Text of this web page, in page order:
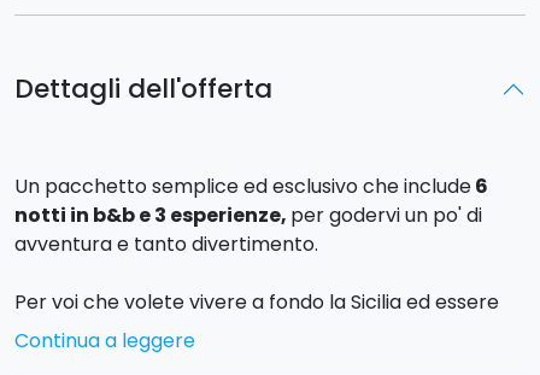
Dettagli dell'offerta
Un pacchetto semplice ed esclusivo che include6
notti in b&b e 3 esperienze, per godervi un po' di
avventura e tanto divertimento.
Per voi che volete vivere a fondo la Sicilia ed essere
protagonisti di entusiasmanti esperienze
adrenaliniche, cogliete al volo la nostra proposta 7
Continua a leggere